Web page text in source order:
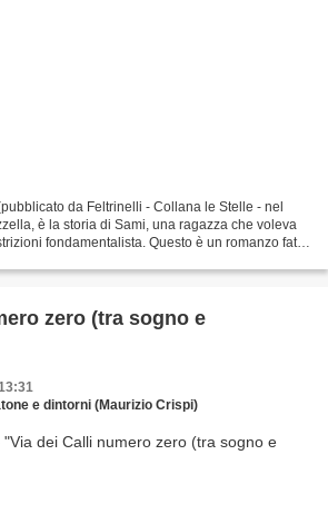
da Feltrinelli - Collana le Stelle - nel
è la storia di Sami, una ragazza che voleva
fondamentalista. Questo è un romanzo fatto
zero (tra sogno e
e dintorni (Maurizio Crispi)